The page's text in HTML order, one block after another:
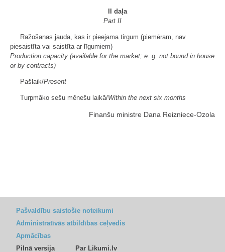
II daļa
Part II
Ražošanas jauda, kas ir pieejama tirgum (piemēram, nav
piesaistīta vai saistīta ar līgumiem)
Production capacity (available for the market; e. g. not bound in house
or by contracts)
Pašlaik/Present
Turpmāko sešu mēnešu laikā/Within the next six months
Finanšu ministre Dana Reizniece-Ozola
Pašvaldību saistošie noteikumi
Administratīvās atbildības ceļvedis
Apmācības
Pilnā versija
Par Likumi.lv